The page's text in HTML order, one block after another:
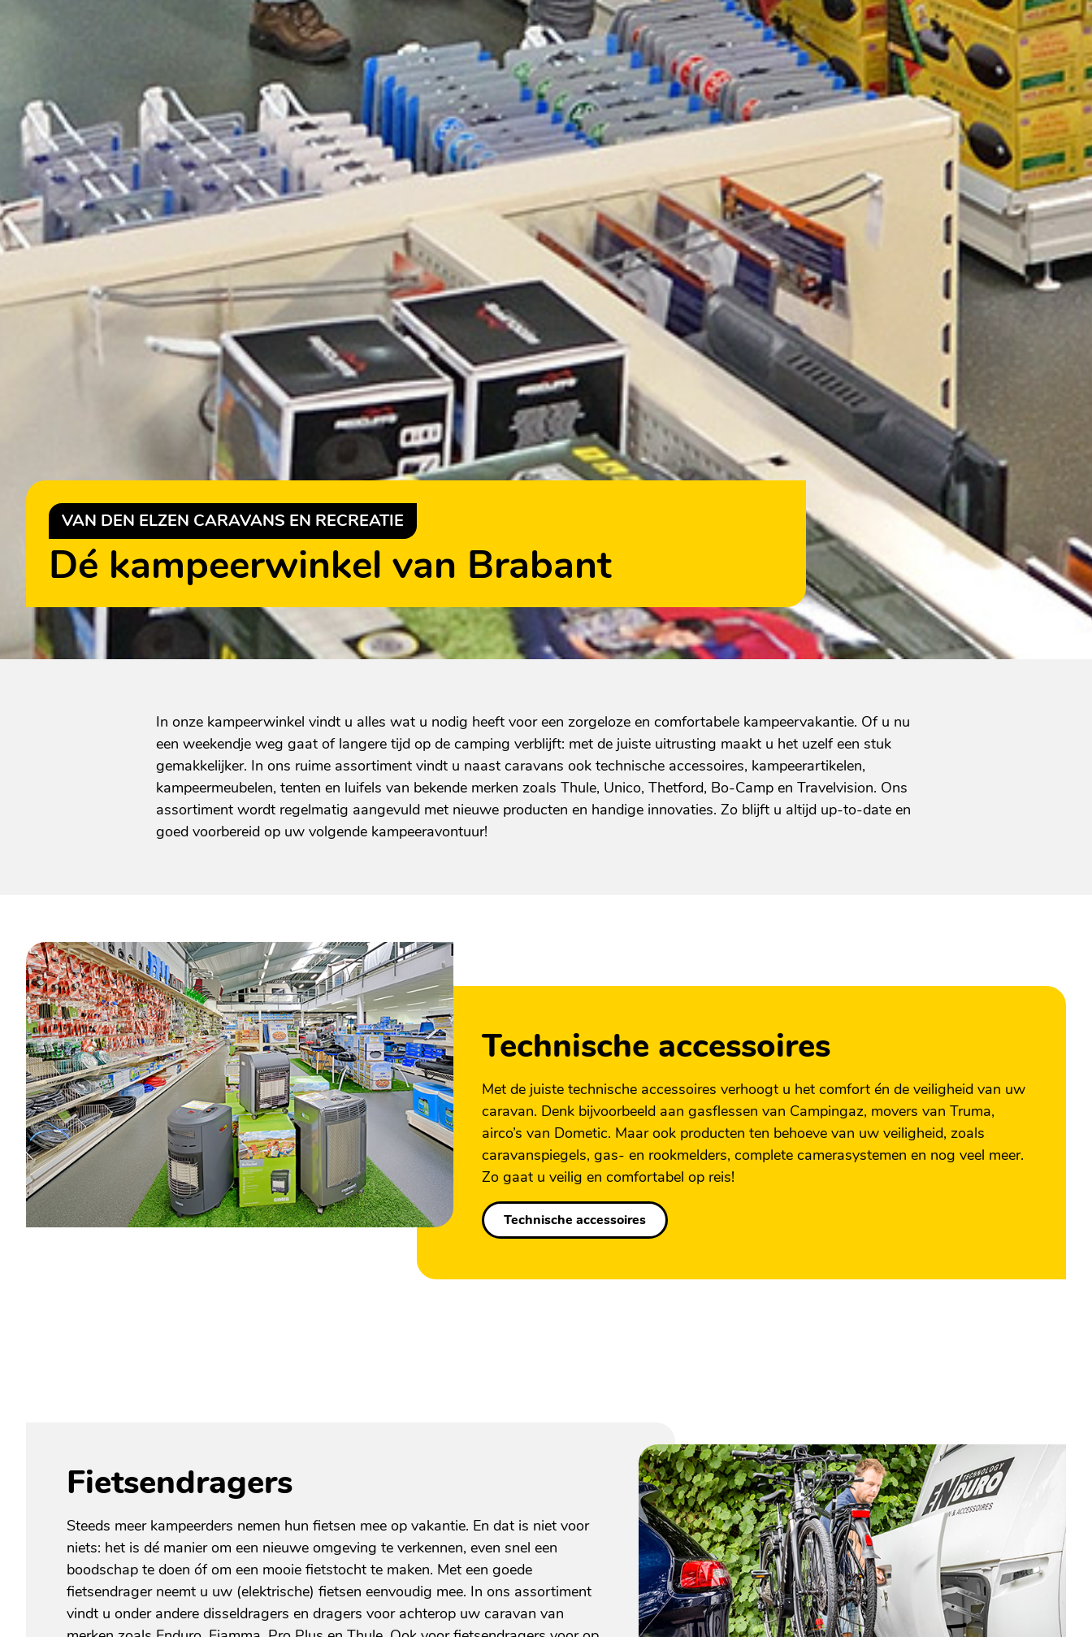
VAN DEN ELZEN CARAVANS EN RECREATIE
Dé kampeerwinkel van Brabant
In onze kampeerwinkel vindt u alles wat u nodig heeft voor een zorgeloze en comfortabele kampeervakantie. Of u nu
een weekendje weg gaat of langere tijd op de camping verblijft: met de juiste uitrusting maakt u het uzelf een stuk
gemakkelijker. In ons ruime assortiment vindt u naast caravans ook technische accessoires, kampeerartikelen,
kampeermeubelen, tenten en luifels van bekende merken zoals Thule, Unico, Thetford, Bo-Camp en Travelvision. Ons
assortiment wordt regelmatig aangevuld met nieuwe producten en handige innovaties. Zo blijft u altijd up-to-date en
goed voorbereid op uw volgende kampeeravontuur!
Technische accessoires
Met de juiste technische accessoires verhoogt u het comfort én de veiligheid van uw
caravan. Denk bijvoorbeeld aan gasflessen van Campingaz, movers van Truma,
airco’s van Dometic. Maar ook producten ten behoeve van uw veiligheid, zoals
caravanspiegels, gas- en rookmelders, complete camerasystemen en nog veel meer.
Zo gaat u veilig en comfortabel op reis!
Technische accessoires
Fietsendragers
Steeds meer kampeerders nemen hun fietsen mee op vakantie. En dat is niet voor
niets: het is dé manier om een nieuwe omgeving te verkennen, even snel een
boodschap te doen óf om een mooie fietstocht te maken. Met een goede
fietsendrager neemt u uw (elektrische) fietsen eenvoudig mee. In ons assortiment
vindt u onder andere disseldragers en dragers voor achterop uw caravan van